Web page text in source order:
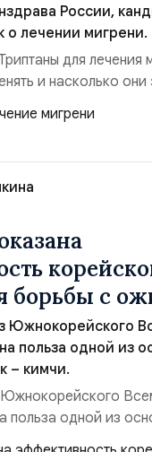
России,
о лечении мигрени.
для лечения
и насколько
если один
таблетки.
препараты.
всасываются не
одинаковые и
борьбы с
Южнокорейского
польза одной из
– кимчи.
Южнокорейского
польза одной из
кимчи. Наблюдения